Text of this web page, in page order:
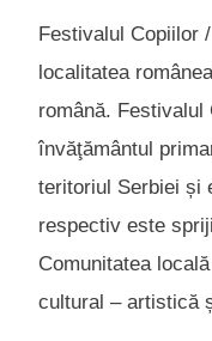
Festivalul Copiilor
localitatea
română.
învăţământul
teritoriul Serbiei și
respectiv este
Comunitatea
cultural – artistică